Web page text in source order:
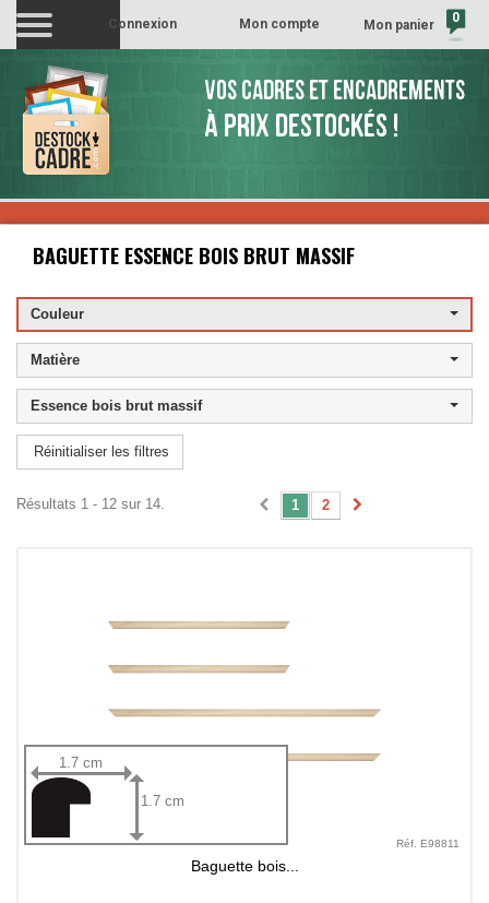
Mon panier 0
Mon compte
Connexion
VOS CADRES ET ENCADREMENTS
À PRIX DESTOCKÉS !
BAGUETTE ESSENCE BOIS BRUT MASSIF
Couleur
Matière
Essence bois brut massif
Réinitialiser les filtres
1 2
Résultats 1 - 12 sur 14.
1.7 cm
1.7 cm
Réf. E98811
Baguette bois...